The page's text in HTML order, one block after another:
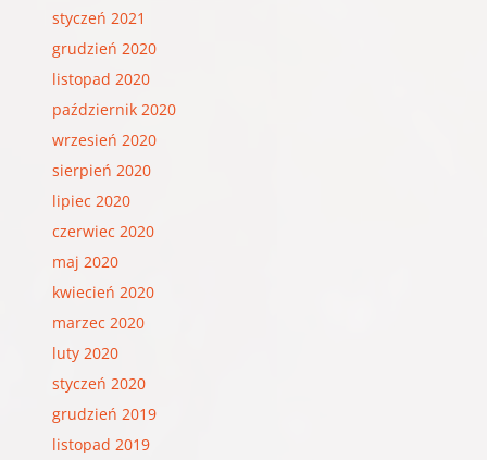
styczeń 2021
grudzień 2020
listopad 2020
październik 2020
wrzesień 2020
sierpień 2020
lipiec 2020
czerwiec 2020
maj 2020
kwiecień 2020
marzec 2020
luty 2020
styczeń 2020
grudzień 2019
listopad 2019